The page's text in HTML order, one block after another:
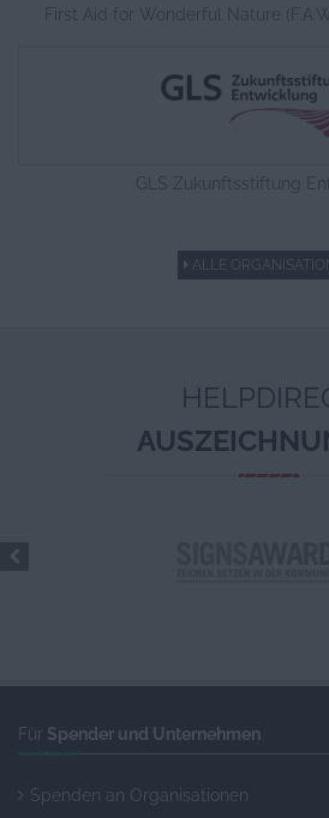
First Aid for Wonderful Nature
GLS Zukunftsstiftung
ALLE
Für Spender und Unternehmen
Spenden an Organisationen